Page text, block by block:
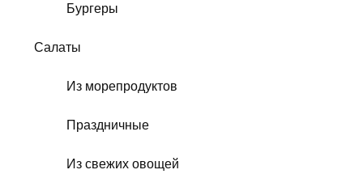
Бургеры
Салаты
Из морепродуктов
Праздничные
Из свежих овощей